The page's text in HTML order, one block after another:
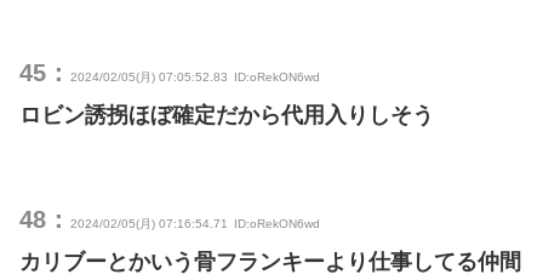
45： 2024/02/05(月) 07:05:52.83 ID:oRekON6wd
ロビン誘拐ほぼ確定だから代用入りしそう
48： 2024/02/05(月) 07:16:54.71 ID:oRekON6wd
カリブーとかいう骨フランキーより仕事してる仲間